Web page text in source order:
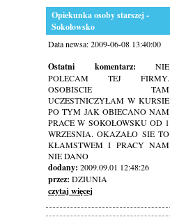
Opiekunka osoby starszej -
Sokołowsko
Data newsa: 2009-06-08 13:40:00
Ostatni komentarz: NIE
POLECAM TEJ FIRMY.
OSOBISCIE TAM
UCZESTNICZYŁAM W KURSIE
PO TYM JAK OBIECANO NAM
PRACE W SOKOŁOWSKU OD 1
WRZESNIA. OKAZAŁO SIE TO
KŁAMSTWEM I PRACY NAM
NIE DANO
dodany: 2009.09.01 12:48:26
przez: DZIUNIA
czytaj więcej